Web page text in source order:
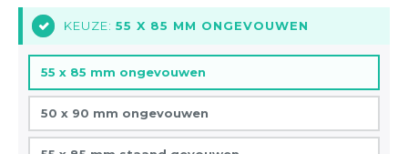
1 KEUZE: 55 X 85 MM ONGEVOUWEN
55 x 85 mm ongevouwen
50 x 90 mm ongevouwen